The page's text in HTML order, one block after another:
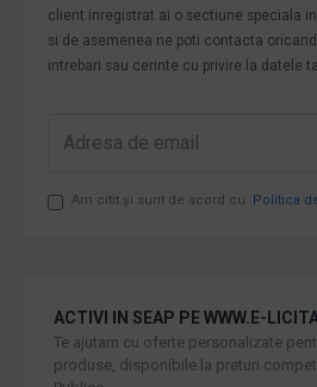
client inregistrat ai o sectiune speciala
si de asemenea ne poti contacta
intrebari sau cerinte cu privire la datele
Am citit şi sunt de acord cu Politica
ACTIVI IN SEAP PE WWW.E-
Te ajutam cu oferte personalizate
produse, disponibile la preturi